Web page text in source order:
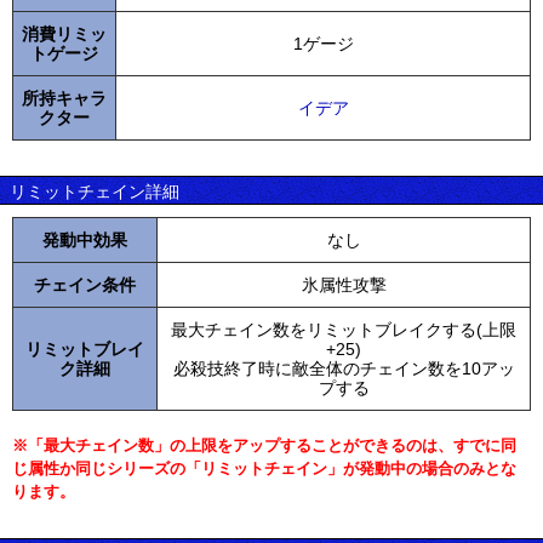
消費リミッ
トゲージ
1ゲージ
所持キャラ
クター
イデア
リミットチェイン詳細
発動中効果 なし
チェイン条件 氷属性攻撃
リミットブレイ
ク詳細
最大チェイン数をリミットブレイクする(上限
+25)
必殺技終了時に敵全体のチェイン数を10アッ
プする
※「最大チェイン数」の上限をアップすることができるのは、すでに同
じ属性か同じシリーズの「リミットチェイン」が発動中の場合のみとな
ります。